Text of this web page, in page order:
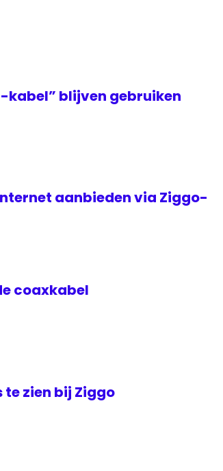
kabel” blijven gebruiken
aanbieden via Ziggo-
coaxkabel
te zien bij Ziggo